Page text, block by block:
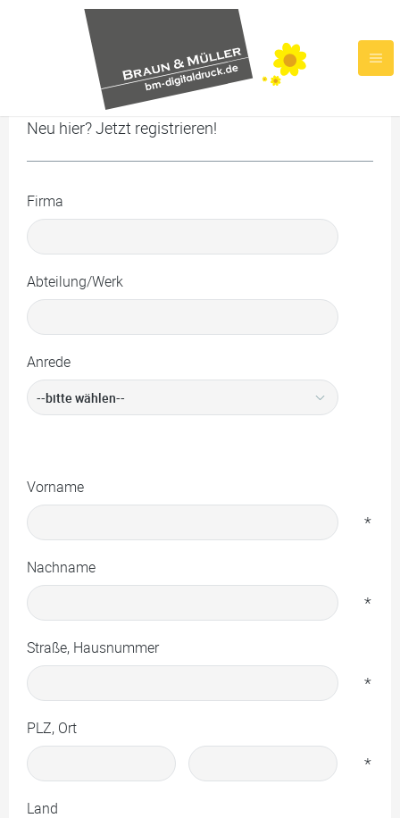
Neu hier? Jetzt registrieren!
Firma
Abteilung/Werk
Anrede
Vorname
*
Nachname
*
Straße, Hausnummer
*
PLZ, Ort
*
Land